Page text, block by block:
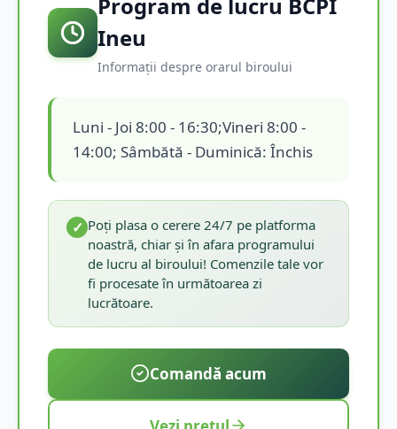
Ineu
Informații despre orarul biroului
Luni - Joi 8:00 - 16:30;Vineri 8:00 -
14:00; Sâmbătă - Duminică: Închis
✓ Poți plasa o cerere 24/7 pe platforma
noastră, chiar și în afara programului
de lucru al biroului! Comenzile tale vor
fi procesate în următoarea zi
lucrătoare.
Comandă acum